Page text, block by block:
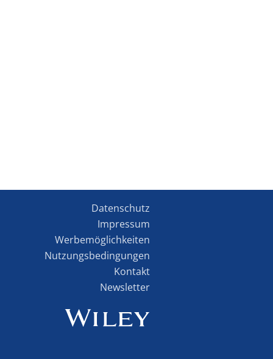
Datenschutz
Impressum
Werbemöglichkeiten
Nutzungsbedingungen
Kontakt
Newsletter